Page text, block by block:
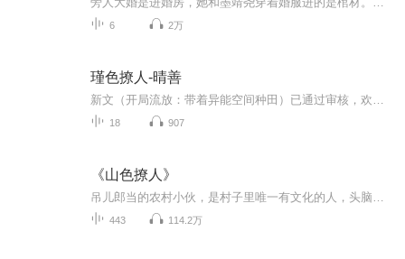
6 2万
瑾色撩人-晴善
18 907
《山色撩人》
443 114.2万